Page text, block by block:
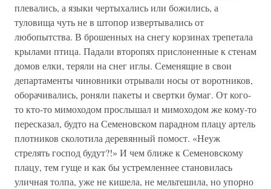
плевались, а языки чертыхались или божились, а
туловища чуть не в штопор извертывались от
любопытства. В брошенных на снегу корзинах трепетала
крылами птица. Падали второпях прислоненные к стенам
домов елки, теряли на снег иглы. Семенящие в свои
департаменты чиновники отрывали носы от воротников,
оборачивались, роняли пакеты и свертки бумаг. От кого-
то кто-то мимоходом прослышал и мимоходом же кому-то
пересказал, будто на Семеновском парадном плацу артель
плотников сколотила деревянный помост. «Неуж
стрелять господ будут?!» И чем ближе к Семеновскому
плацу, тем гуще и как бы устремленнее становилась
уличная толпа, уже не кишела, не мельтешила, но упорно